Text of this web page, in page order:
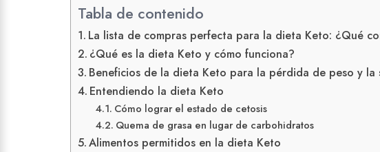
Tabla de contenido
La lista de compras perfecta para la dieta Keto: ¿Qué
¿Qué es la dieta Keto y cómo funciona?
Beneficios de la dieta Keto para la pérdida de peso y la
Entendiendo la dieta Keto
Cómo lograr el estado de cetosis
Quema de grasa en lugar de carbohidratos
Alimentos permitidos en la dieta Keto